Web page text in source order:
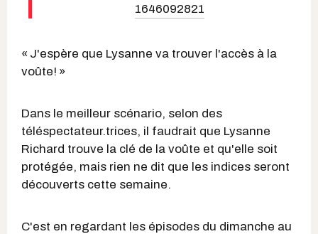
1646092821
« J'espère que Lysanne va trouver l'accès à la
voûte! »
Dans le meilleur scénario, selon des
téléspectateur.trices, il faudrait que Lysanne
Richard trouve la clé de la voûte et qu'elle soit
protégée, mais rien ne dit que les indices seront
découverts cette semaine.
C'est en regardant les épisodes du dimanche au